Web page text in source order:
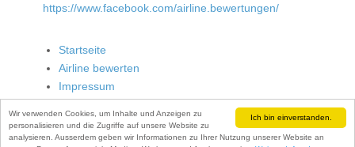
Ich bin einverstanden.
Wir verwenden Cookies, um Inhalte und Anzeigen zu
personalisieren und die Zugriffe auf unsere Website zu
analysieren. Ausserdem geben wir Informationen zu Ihrer Nutzung unserer Website an
https://www.facebook.com/airline.bewertungen/
Startseite
Airline bewerten
Impressum